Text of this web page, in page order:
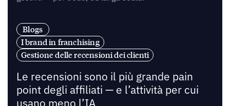
Blogs
I brand in franchising
Gestione delle recensioni dei clienti
Le recensioni sono il più grande pain
point degli affiliati — e l’attività per cui
usano meno l’IA